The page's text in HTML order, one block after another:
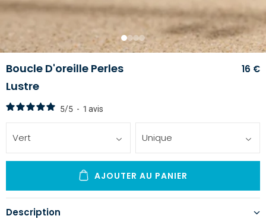
1 234
Boucle D'oreille Perles
Lustre
16 €
5/5 - 1 avis
Vert Unique
AJOUTER AU PANIER
Description